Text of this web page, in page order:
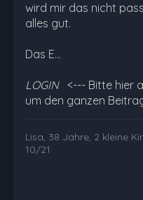
wird mir das nicht
alles gut.
Das E…
LOGIN <--- Bitte hier
um den ganzen
Lisa, 38 Jahre, 2 kleine
10/21